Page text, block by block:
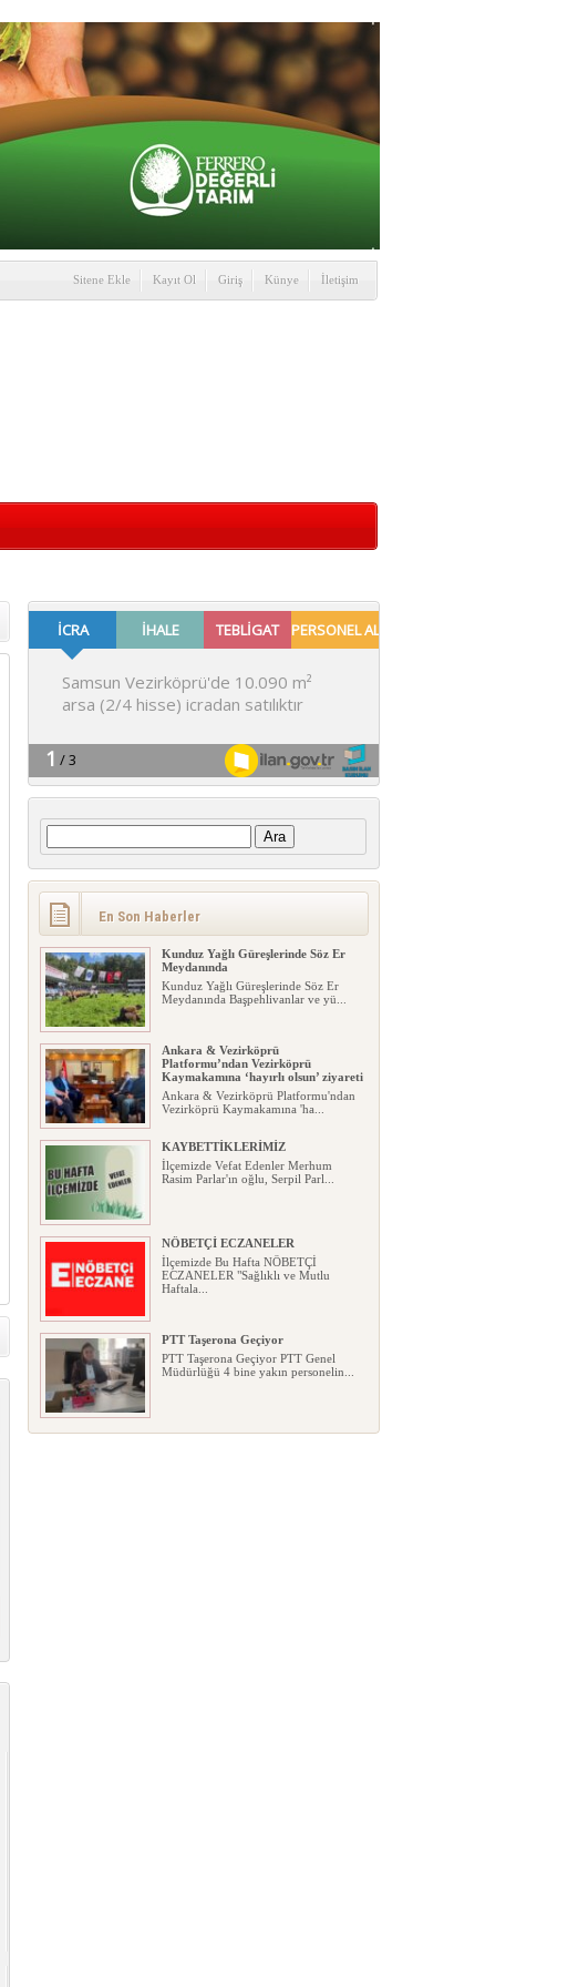
Sitene Ekle Kayıt Ol Giriş Künye İletişim
Arama:
En Son Haberler
Kunduz Yağlı Güreşlerinde Söz Er
Meydanında
Kunduz Yağlı Güreşlerinde Söz Er
Meydanında Başpehlivanlar ve yü...
Ankara & Vezirköprü
Platformu’ndan Vezirköprü
Kaymakamına ‘hayırlı olsun’ ziyareti
Ankara & Vezirköprü Platformu'ndan
Vezirköprü Kaymakamına 'ha...
KAYBETTİKLERİMİZ
İlçemizde Vefat Edenler Merhum
Rasim Parlar'ın oğlu, Serpil Parl...
NÖBETÇİ ECZANELER
İlçemizde Bu Hafta NÖBETÇİ
ECZANELER "Sağlıklı ve Mutlu
Haftala...
PTT Taşerona Geçiyor
PTT Taşerona Geçiyor PTT Genel
Müdürlüğü 4 bine yakın personelin...
Erhan Parlar vefat etti